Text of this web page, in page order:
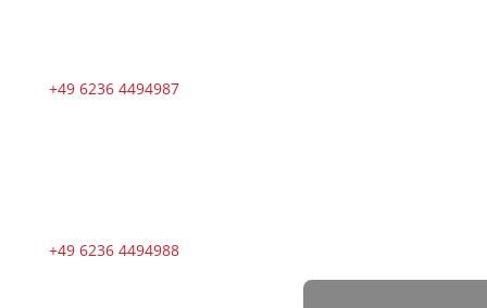
+49 6236 4494987
+49 6236 4494988